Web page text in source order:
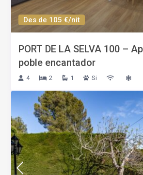
Des de 105 €/nit
PORT DE LA SELVA 100 –
poble encantador
4 2 1 Si